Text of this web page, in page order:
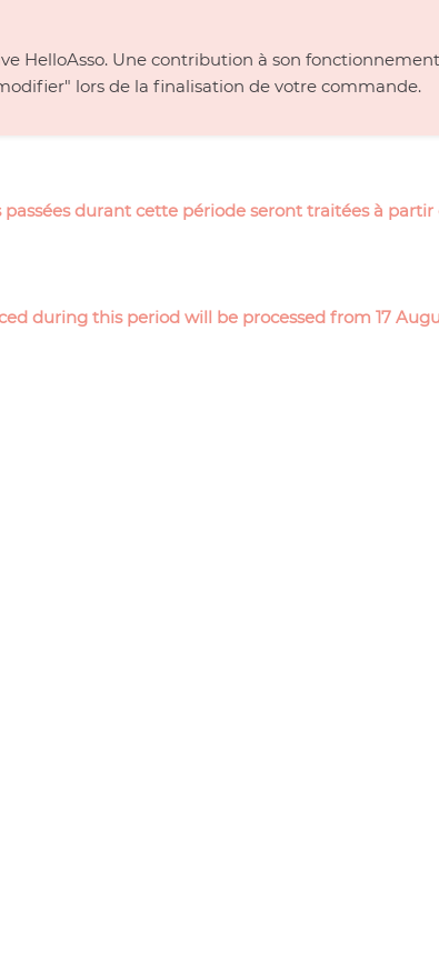
HelloAsso. Une contribution à son
lors de la finalisation de votre commande.
passées durant cette période seront traitées à partir
during this period will be processed from 17